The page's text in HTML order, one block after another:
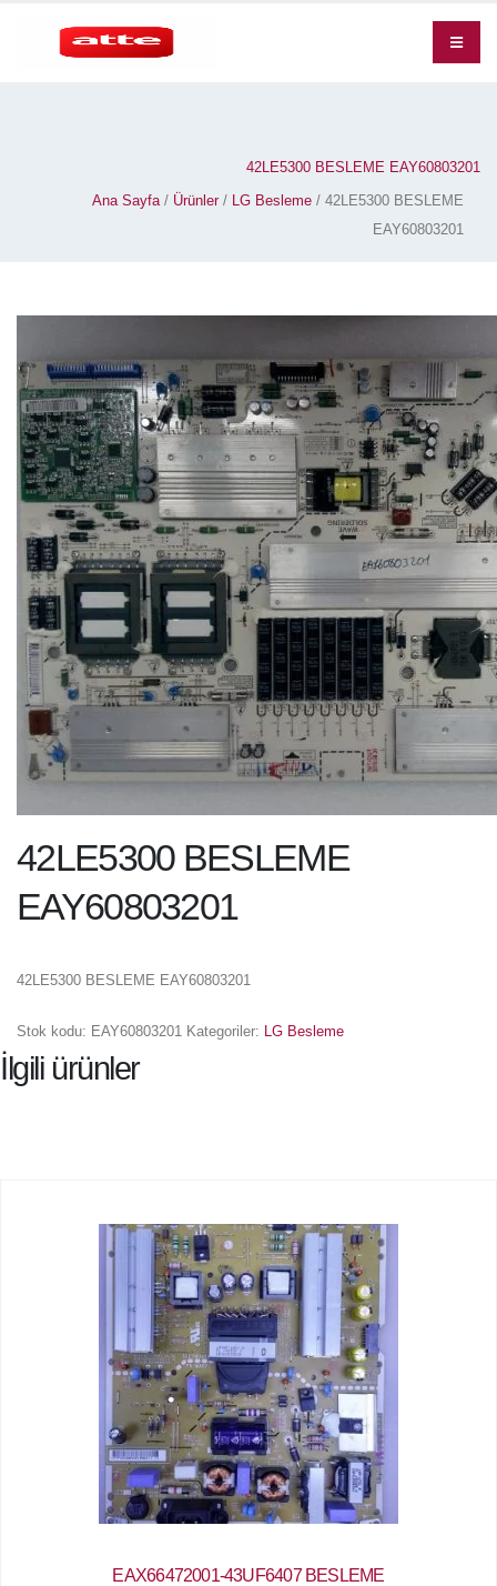
42LE5300 BESLEME EAY60803201
Ana Sayfa/ Ürünler/ LG Besleme / 42LE5300 BESLEME
EAY60803201
42LE5300 BESLEME
EAY60803201
42LE5300 BESLEME EAY60803201
Stok kodu: EAY60803201 Kategoriler: LG Besleme
İlgili ürünler
EAX66472001-43UF6407 BESLEME